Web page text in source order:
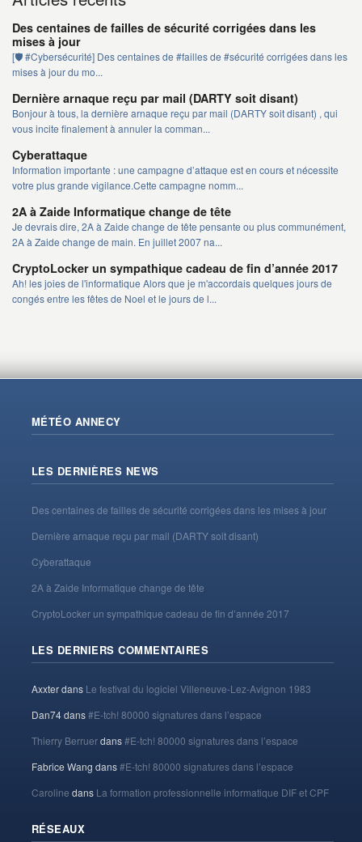
Des centaines de failles de sécurité corrigées dans les
mises à jour
[🛡️ #Cybersécurité] Des centaines de #failles de #sécurité corrigées dans les
mises à jour du mo...
Dernière arnaque reçu par mail (DARTY soit disant)
Bonjour à tous, la dernière arnaque reçu par mail (DARTY soit disant) , qui
vous incite finalement à annuler la comman...
Cyberattaque
Information importante : une campagne d’attaque est en cours et nécessite
votre plus grande vigilance.Cette campagne nomm...
2A à Zaide Informatique change de tête
Je devrais dire, 2A à Zaide change de tête pensante ou plus communément,
2A à Zaide change de main. En juillet 2007 na...
CryptoLocker un sympathique cadeau de fin d’année 2017
Ah! les joies de l'informatique Alors que je m'accordais quelques jours de
congés entre les fêtes de Noel et le jours de l...
MÉTÉO ANNECY
LES DERNIÈRES NEWS
Des centaines de failles de sécurité corrigées dans les mises à jour
Dernière arnaque reçu par mail (DARTY soit disant)
Cyberattaque
2A à Zaide Informatique change de tête
CryptoLocker un sympathique cadeau de fin d’année 2017
LES DERNIERS COMMENTAIRES
Axxterdans Le festival du logiciel Villeneuve-Lez-Avignon 1983
Dan74dans#E-tch! 80000 signatures dans l’espace
Thierry Berruerdans#E-tch! 80000 signatures dans l’espace
Fabrice Wang dans#E-tch! 80000 signatures dans l’espace
Caroline dans La formation professionnelle informatique DIF et CPF
RÉSEAUX